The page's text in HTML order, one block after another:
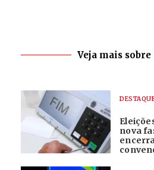
Veja mais sobre
nova